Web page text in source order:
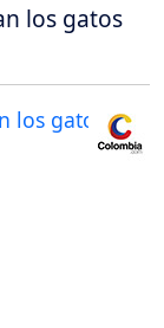
los gatos